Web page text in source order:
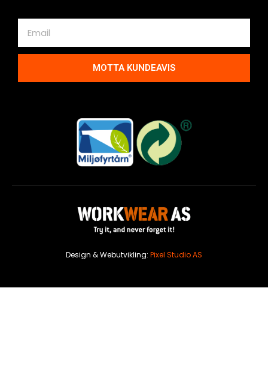
MOTTA KUNDEAVIS
Design & Webutvikling: Pixel Studio AS